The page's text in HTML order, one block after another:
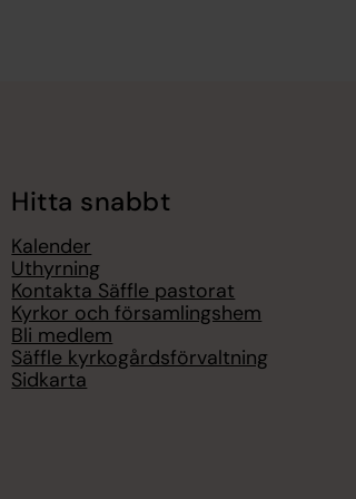
Hitta snabbt
Kalender
Uthyrning
Kontakta Säffle pastorat
Kyrkor och församlingshem
Bli medlem
Säffle kyrkogårdsförvaltning
Sidkarta